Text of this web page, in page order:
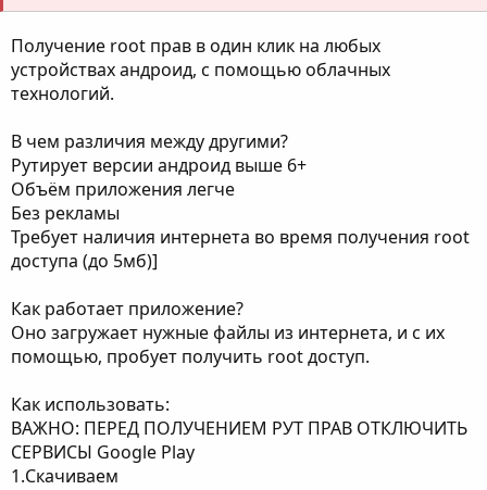
Получение root прав в один клик на любых
устройствах андроид, с помощью облачных
технологий.
В чем различия между другими?
Рутирует версии андроид выше 6+
Объём приложения легче
Без рекламы
Требует наличия интернета во время получения root
доступа (до 5мб)]
Как работает приложение?
Оно загружает нужные файлы из интернета, и с их
помощью, пробует получить root доступ.
Как использовать:
ВАЖНО: ПЕРЕД ПОЛУЧЕНИЕМ РУТ ПРАВ ОТКЛЮЧИТЬ
СЕРВИСЫ Google Play
1.Скачиваем